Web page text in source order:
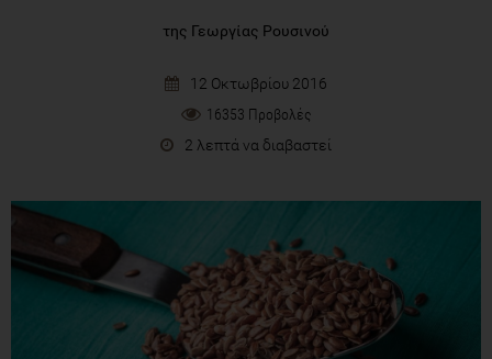
της Γεωργίας Ρουσινού
12 Οκτωβρίου 2016
16353 Προβολές
2 λεπτά να διαβαστεί